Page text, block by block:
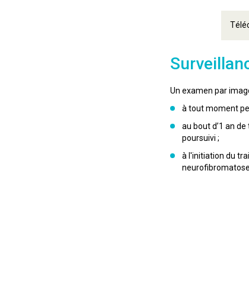
Un examen par
à tout moment
au bout d’1 an
poursuivi ;
à l'initiation du